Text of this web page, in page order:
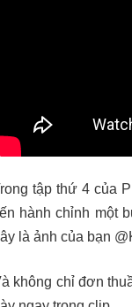
tập thứ 4 của
hành chỉnh một
là ảnh của bạn
không chỉ đơn